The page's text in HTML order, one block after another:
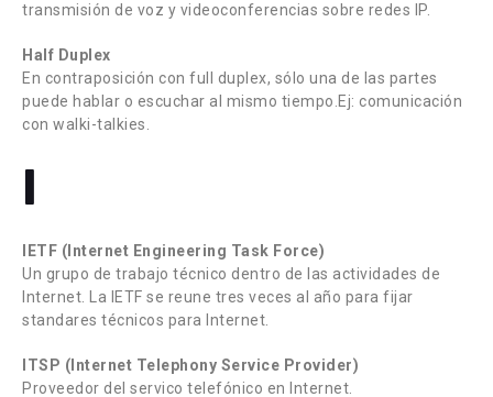
transmisión de voz y videoconferencias sobre redes IP.
Half Duplex
En contraposición con full duplex, sólo una de las partes
puede hablar o escuchar al mismo tiempo.Ej: comunicación
con walki-talkies.
I
IETF (Internet Engineering Task Force)
Un grupo de trabajo técnico dentro de las actividades de
Internet. La IETF se reune tres veces al año para fijar
standares técnicos para Internet.
ITSP (Internet Telephony Service Provider)
Proveedor del servico telefónico en Internet.